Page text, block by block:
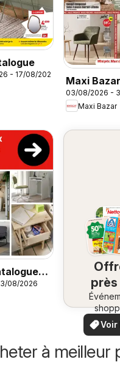
- 17/08/2026
Maxi Bazar
catalogue
03/08/2026 -
Maxi Bazar
-
les plus
08/2026
près
locaux
Voir
à meilleur